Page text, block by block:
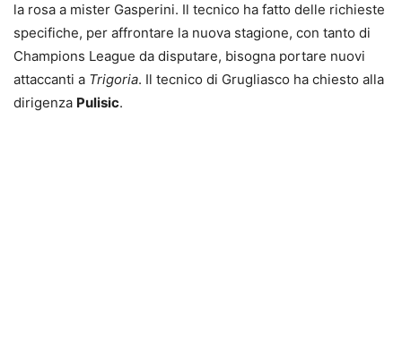
la rosa a mister Gasperini. Il tecnico ha fatto delle richieste
specifiche, per affrontare la nuova stagione, con tanto di
Champions League da disputare, bisogna portare nuovi
attaccanti a Trigoria. Il tecnico di Grugliasco ha chiesto alla
dirigenza Pulisic.